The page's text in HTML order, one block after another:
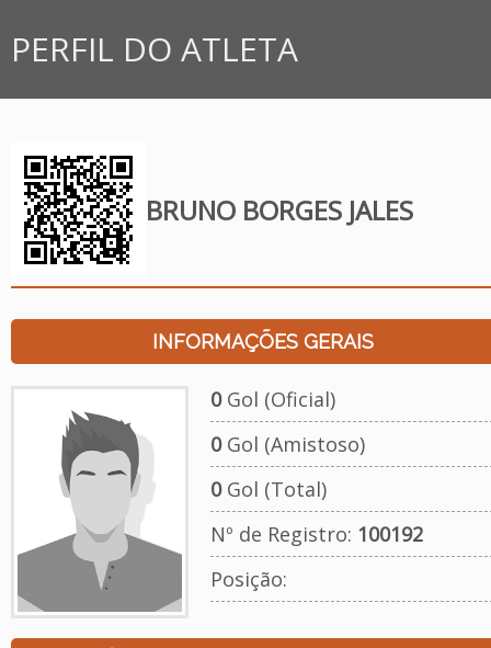
PERFIL DO ATLETA
BRUNO BORGES JALES
INFORMAÇÕES GERAIS
0Gol (Oficial)
0Gol (Amistoso)
0Gol (Total)
Nº de Registro: 100192
Posição: